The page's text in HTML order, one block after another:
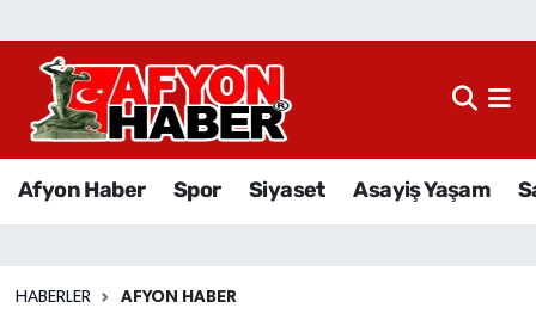
Afyon Haber Spor Siyaset Asayiş Yaşam
HABERLER AFYON HABER
Afyon Haber